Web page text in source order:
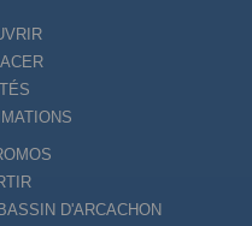
D'ARCACHON